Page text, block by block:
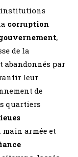
institutions
corruption
,
de la
abandonnés par
leur
de
quartiers
main armée et